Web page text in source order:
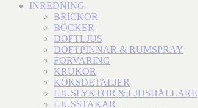
INREDNING
BRICKOR
BÖCKER
DOFTLJUS
DOFTPINNAR & RUMSPRAY
FÖRVARING
KRUKOR
KÖKSDETALJER
LJUSLYKTOR & LJUSHÅLLARE
LJUSSTAKAR